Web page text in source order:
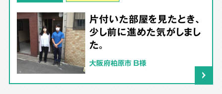
片付いた部屋を見たとき、
少し前に進めた気がしまし
た。
大阪府柏原市 B様